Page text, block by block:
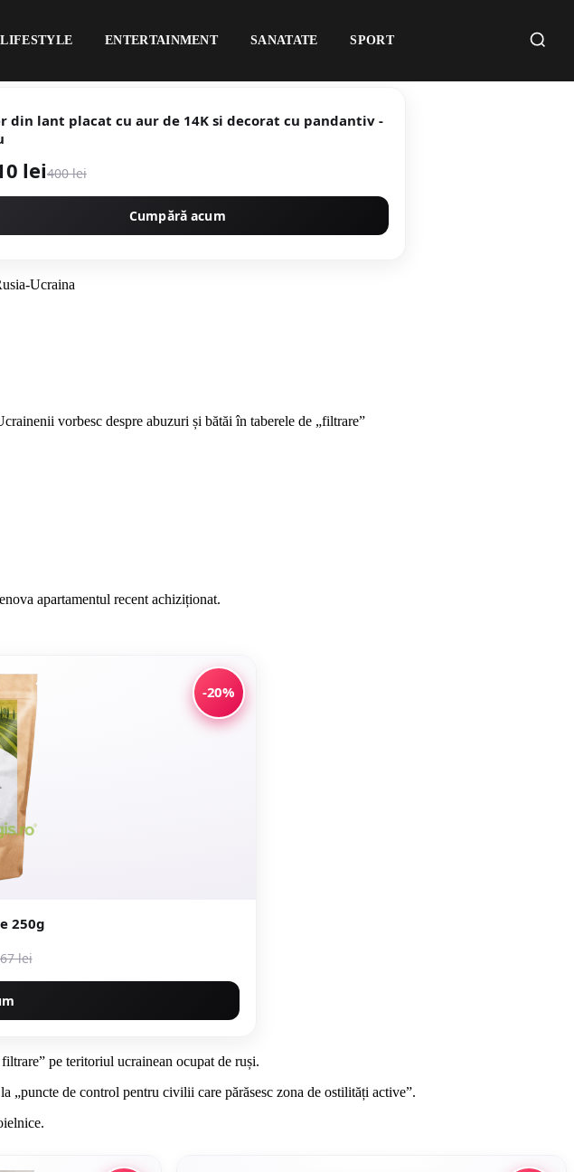
LIFESTYLE ENTERTAINMENT SANATATE SPORT
din lant placat cu aur de 14K si decorat cu pandantiv -
lei400 lei
Cumpără acum
Ucraina
apartamentul recent achiziționat.
-20%
250g
lei
pe teritoriul ucrainean ocupat de ruși.
„puncte de control pentru civilii care părăsesc zona de ostilități active”.